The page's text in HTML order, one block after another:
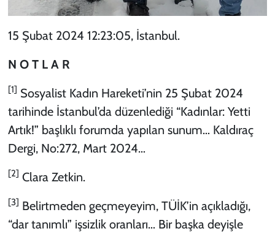
15 Şubat 2024 12:23:05, İstanbul.
N O T L A R
[1] Sosyalist Kadın Hareketi’nin 25 Şubat 2024
tarihinde İstanbul’da düzenlediği “Kadınlar: Yetti
Artık!” başlıklı forumda yapılan sunum… Kaldıraç
Dergi, No:272, Mart 2024…
[2] Clara Zetkin.
[3] Belirtmeden geçmeyeyim, TÜİK’in açıkladığı,
“dar tanımlı” işsizlik oranları… Bir başka deyişle